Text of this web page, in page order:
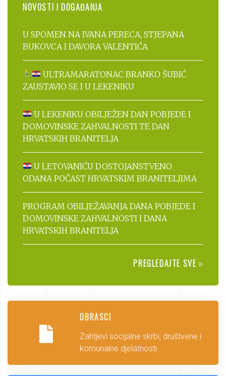
NOVOSTI I DOGAĐANJA
U SPOMEN NA IVANA PERECA, STJEPANA
BUKOVCA I DAVORA VALENTIĆA
ULTRAMARATONAC BRANKO ŠUBIĆ
ZAUSTAVIO SE I U LEKENIKU
U LEKENIKU OBILJEŽEN DAN POBJEDE I
DOMOVINSKE ZAHVALNOSTI TE DAN
HRVATSKIH BRANITELJA
U LETOVANIĆU DOSTOJANSTVENO
ODANA POČAST HRVATSKIM BRANITELJIMA
PROGRAM OBILJEŽAVANJA DANA POBJEDE I
DOMOVINSKE ZAHVALNOSTI I DANA
HRVATSKIH BRANITELJA
PREGLEDAJTE SVE
OBRASCI
Zahtjevi socijalne skrbi, društvene i
komunalne djelatnosti